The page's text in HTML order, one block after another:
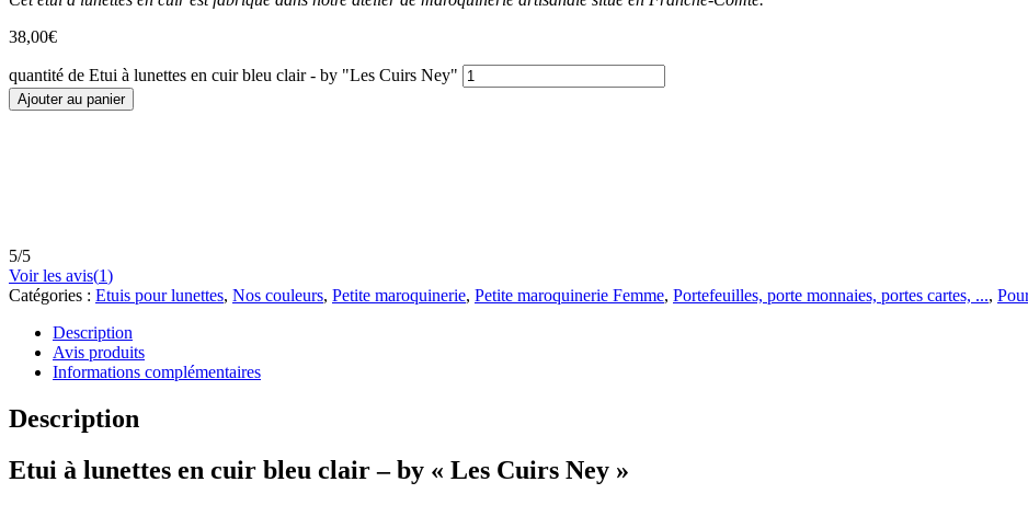
38,00€
quantité de Etui à lunettes en cuir bleu clair - by "Les Cuirs Ney"
Ajouter au panier
5/5
Voir les avis(1)
Catégories : Etuis pour lunettes, Nos couleurs, Petite maroquinerie, Petite maroquinerie Femme, Portefeuilles, porte monnaies, portes cartes, ...,
Description
Avis produits
Informations complémentaires
Description
Etui à lunettes en cuir bleu clair – by « Les Cuirs Ney »